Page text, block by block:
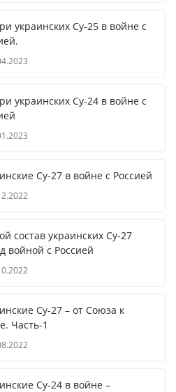
украинских Су-25 в войне с
украинских Су-24 в войне с
Су-27 в войне с Россией
состав украинских Су-27
войной с Россией
Су-27 – от Союза к
Часть-1
Су-24 в войне –